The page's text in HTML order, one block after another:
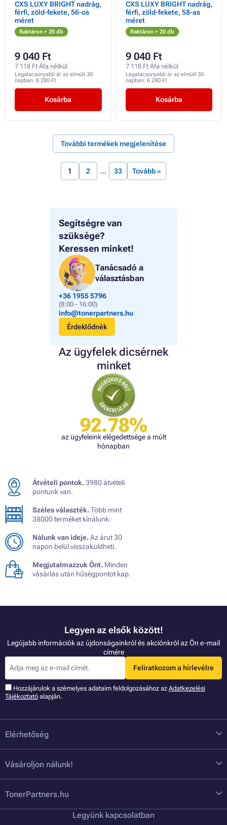
Segítségre van
szüksége?
Keressen minket!
Tanácsadó a
választásban
+36 1955 5796
(8:00 - 16:00)
info@tonerpartners.hu
Érdeklődnék
Az ügyfelek dicsérnek
minket
92.78%
az ügyfeleink elégedettsége a múlt
hónapban
CXS LUXY BRIGHT nadrág,
férfi, zöld-fekete, 56-os
méret
Raktáron > 20 db
9 040 Ft
7 118 Ft Áfa nélkül
Legalacsonyabb ár az elmúlt 30
napban: 6 280 Ft
Kosárba
CXS LUXY BRIGHT nadrág,
férfi, zöld-fekete, 58-as
méret
Raktáron > 20 db
9 040 Ft
7 118 Ft Áfa nélkül
Legalacsonyabb ár az elmúlt 30
napban: 6 280 Ft
Kosárba
További termékek megjelenítése
1 2 33 Tovább »
Átvételi pontok.3980 átvételi
pontunk van.
Széles választék.Több mint
38000 terméket kínálunk.
Nálunk van ideje.Az árut 30
napon belül visszaküldheti.
Megjutalmazzuk Önt. Minden
vásárlás után hűségpontot kap.
Legyen az elsők között!
Legújabb információk az újdonságainkról és akciónkról az Ön e-mail
címére
Feliratkozom a hírlevélre
Hozzájárulok a szémelyes adataim feldolgozásához az Adatkezelési
Tájékoztató alapján.
Elérhetőség
Vásároljon nálunk!
TonerPartners.hu
Legyünk kapcsolatban